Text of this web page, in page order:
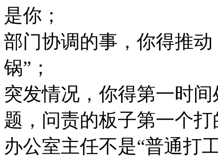
是你；
部门协调的事，你得推
锅”；
突发情况，你得第一时
题，问责的板子第一个
办公室主任不是“普通打